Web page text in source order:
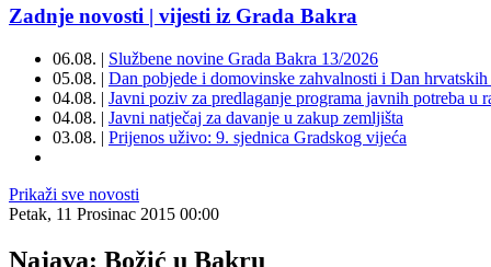
Zadnje novosti | vijesti iz Grada Bakra
06.08. | Službene novine Grada Bakra 13/2026
05.08. | Dan pobjede i domovinske zahvalnosti i Dan
04.08. | Javni poziv za predlaganje programa javnih potreba
04.08. | Javni natječaj za davanje u zakup zemljišta
03.08. | Prijenos uživo: 9. sjednica Gradskog vijeća
Prikaži sve novosti
Petak, 11 Prosinac 2015 00:00
Najava: Božić u Bakru